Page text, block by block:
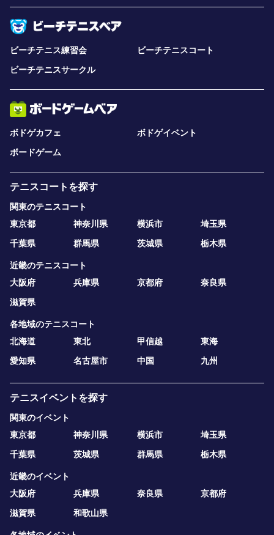
ビーチテニス練習会
ビーチテニスコート
ビーチテニスサークル
ボドゲカフェ
ボドゲイベント
ボードゲーム
テニスコートを探す
関東のテニスコート
東京都
神奈川県 横浜市
埼玉県
千葉県
群馬県 茨城県 栃木県
近畿のテニスコート
大阪府
兵庫県 京都府
奈良県
滋賀県
各地域のテニスコート
北海道
東北 甲信越
東海
愛知県
名古屋市 中国 九州
テニスイベントを探す
関東のイベント
東京都
神奈川県 横浜市
埼玉県
千葉県
茨城県 群馬県 栃木県
近畿のイベント
大阪府
兵庫県 奈良県
京都府
滋賀県
和歌山県